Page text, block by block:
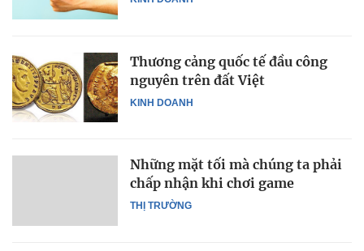
KINH DOANH
Thương cảng quốc tế đầu công
nguyên trên đất Việt
THỊ TRƯỜNG
Những mặt tối mà chúng ta phải
chấp nhận khi chơi game